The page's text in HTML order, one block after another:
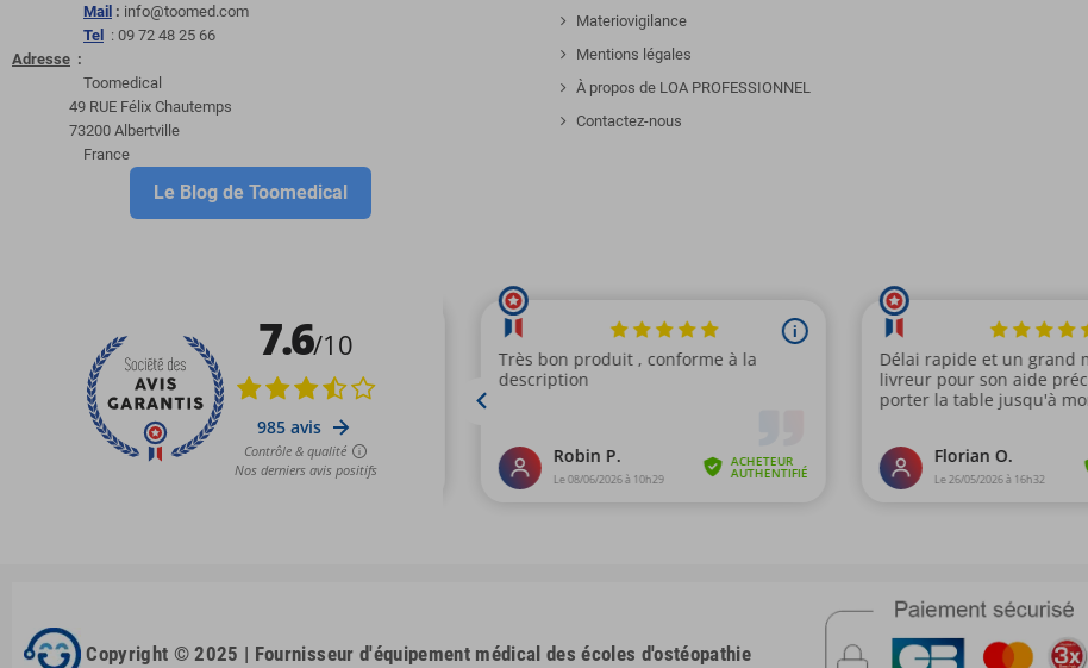
Mail : info@toomed.com
Tel
: 09 72 48 25 66
Adresse :
Toomedical
49 RUE Félix Chautemps
73200 Albertville
France
Le Blog de Toomedical
Materiovigilance
Mentions légales
À propos de LOA PROFESSIONNEL
Contactez-nous
Copyright © 2025 | Fournisseur d'équipement médical des écoles d'ostéopathie